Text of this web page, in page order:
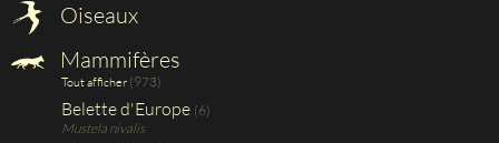
Oiseaux
Mammifères
Tout afficher (973)
Belette d'Europe (6)
Mustela nivalis